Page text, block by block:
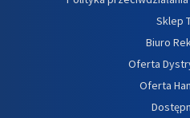
Sklep
Biuro
Oferta
Oferta